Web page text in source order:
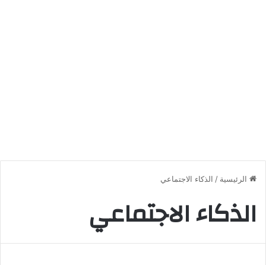
الرئيسية / الذكاء الاجتماعي
الذكاء الاجتماعي